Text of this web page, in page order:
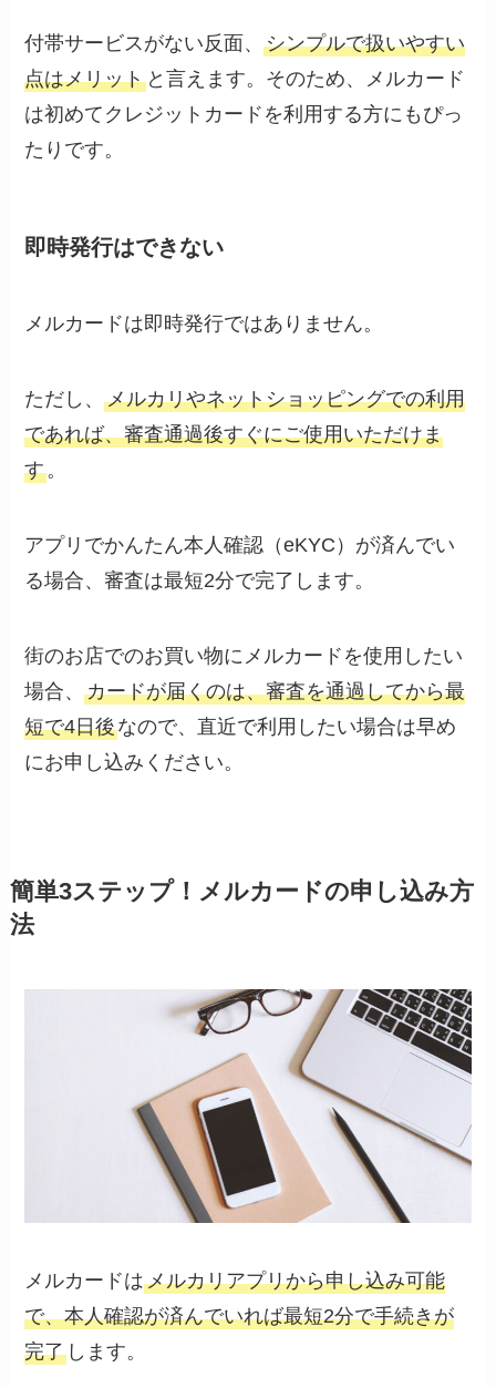
付帯サービスがない反面、シンプルで扱いやすい
点はメリット と言えます。そのため、メルカード
は初めてクレジットカードを利用する方にもぴっ
たりです。
即時発行はできない
メルカードは即時発行ではありません。
ただし、メルカリやネットショッピングでの利用
であれば、審査通過後すぐにご使用いただけま
す。
アプリでかんたん本人確認（eKYC）が済んでい
る場合、審査は最短2分で完了します。
街のお店でのお買い物にメルカードを使用したい
場合、カードが届くのは、審査を通過してから最
短で4日後なので、直近で利用したい場合は早め
にお申し込みください。
簡単3ステップ！メルカードの申し込み方
法
メルカードはメルカリアプリから申し込み可能
で、本人確認が済んでいれば最短2分で手続きが
完了 します。